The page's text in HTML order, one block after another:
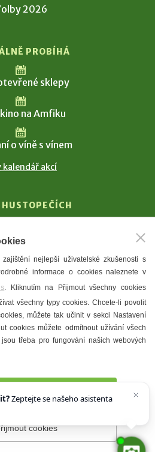
2026
PROBÍHÁ
sklepy
na Amfiku
o víně s vínem
kalendář akcí
HUSTOPEČÍCH
Masaryk
Ubytování
a galerie
meníčka
Správce webu
nejlepší uživatelské zkušenosti s
informace o cookies naleznete v
. Kliknutím na Přijmout všechny cookies
všechny typy cookies. Chcete-li povolit
můžete tak učinit v sekci Nastavení
cookies můžete odmítnout užívání všech
třeba pro fungování našich webových
cookies
Zeptejte se našeho asistenta